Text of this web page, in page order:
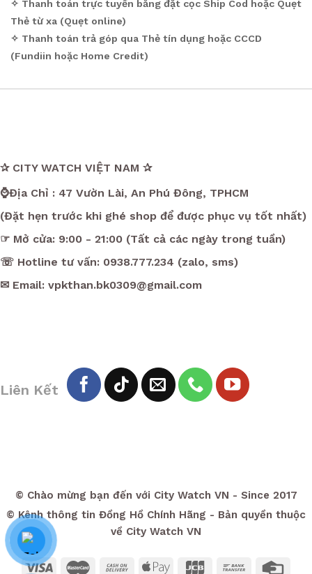
✧ Thanh toán trực tuyến bằng đặt cọc Ship Cod hoặc Quẹt
Thẻ từ xa (Quẹt online)
✧ Thanh toán trả góp qua Thẻ tín dụng hoặc CCCD
(Fundiin hoặc Home Credit)
✰ CITY WATCH VIỆT NAM ✰
⌚Địa Chỉ : 47 Vườn Lài, An Phú Đông, TPHCM
(Đặt hẹn trước khi ghé shop để được phục vụ tốt nhất)
☞ Mở cửa: 9:00 - 21:00 (Tất cả các ngày trong tuần)
☏ Hotline tư vấn: 0938.777.234 (zalo, sms)
✉ Email: vpkthan.bk0309@gmail.com
Liên Kết
© Chào mừng bạn đến với City Watch VN - Since 2017
© Kênh thông tin Đồng Hồ Chính Hãng - Bản quyền thuộc
về City Watch VN